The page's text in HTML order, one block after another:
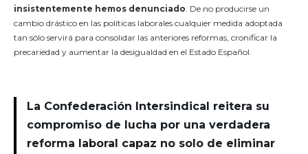
insistentemente hemos denunciado. De no producirse un
cambio drástico en las políticas laborales cualquier medida adoptada
tan sólo servirá para consolidar las anteriores reformas, cronificar la
precariedad y aumentar la desigualdad en el Estado Español.
La Confederación lntersindical reitera su
compromiso de lucha por una verdadera
reforma laboral capaz no solo de eliminar